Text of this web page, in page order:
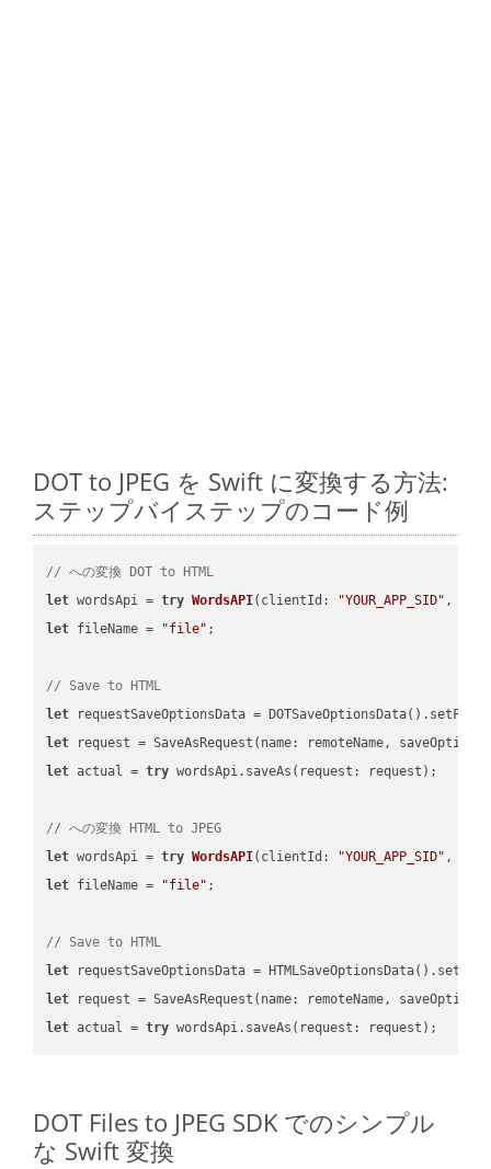
DOT to JPEG を Swift に変換する方法:
ステップバイステップのコード例
// への変換 DOT to HTML
let wordsApi = try WordsAPI( clientId: "YOUR_APP_SID" ,
let fileName = "file" ;
// Save to HTML
let requestSaveOptionsData =
let request = SaveAsRequest(name: remoteName,
let actual = try wordsApi.saveAs(request: request);
// への変換 HTML to JPEG
let wordsApi = try WordsAPI( clientId: "YOUR_APP_SID" ,
let fileName = "file" ;
// Save to HTML
let requestSaveOptionsData =
let request = SaveAsRequest(name: remoteName,
let actual = try
DOT Files to JPEG SDK でのシンプル
な Swift 変換